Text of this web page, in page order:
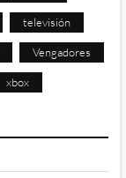
televisión
Vengadores
xbox